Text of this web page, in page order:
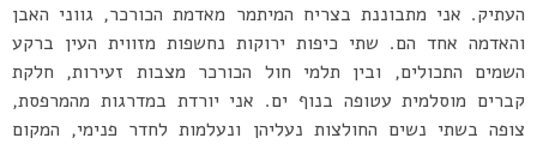
העתיק. אני מתבוננת בצריח המיתמר מאדמת הכורכר, גווני האבן
והאדמה אחד הם. שתי כיפות ירוקות נחשפות מזווית העין ברקע
השמים התכולים, ובין תלמי חול הכורכר מצבות זעירות, חלקת
קברים מוסלמית עטופה בנוף ים. אני יורדת במדרגות מהמרפסת,
צופה בשתי נשים החולצות נעליהן ונעלמות לחדר פנימי, המקום